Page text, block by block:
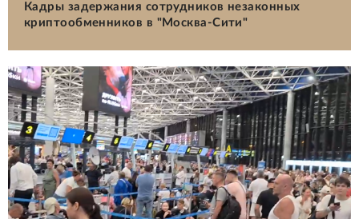
Кадры задержания сотрудников незаконных
криптообменников в "Москва-Сити"